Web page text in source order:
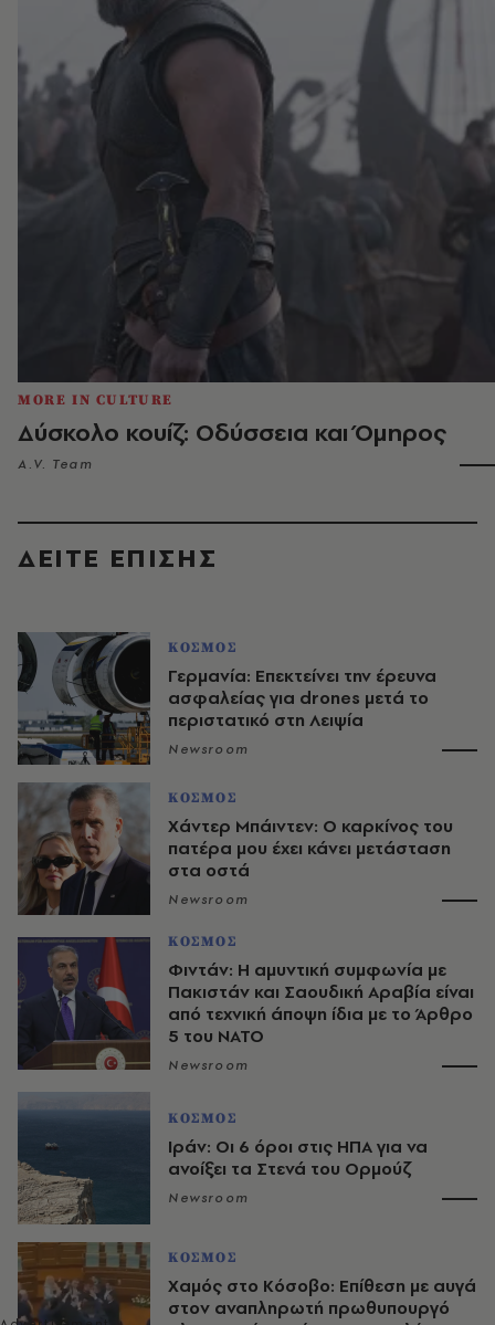
MORE IN CULTURE
Δύσκολο κουίζ: Οδύσσεια και Όμηρος
A.V. Team
ΔΕΙΤΕ ΕΠΙΣΗΣ
ΚΟΣΜΟΣ
Γερμανία: Επεκτείνει την έρευνα
ασφαλείας για drones μετά το
περιστατικό στη Λειψία
Newsroom
ΚΟΣΜΟΣ
Χάντερ Μπάιντεν: Ο καρκίνος του
πατέρα μου έχει κάνει μετάσταση
στα οστά
Newsroom
ΚΟΣΜΟΣ
Φιντάν: Η αμυντική συμφωνία με
Πακιστάν και Σαουδική Αραβία είναι
από τεχνική άποψη ίδια με τo Άρθρο
5 του ΝΑΤΟ
Newsroom
ΚΟΣΜΟΣ
Ιράν: Οι 6 όροι στις ΗΠΑ για να
ανοίξει τα Στενά του Ορμούζ
Newsroom
ΚΟΣΜΟΣ
Χαμός στο Κόσοβο: Επίθεση με αυγά
στον αναπληρωτή πρωθυπουργό